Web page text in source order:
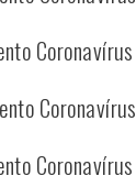
Coronavírus
Coronavírus
Coronavírus